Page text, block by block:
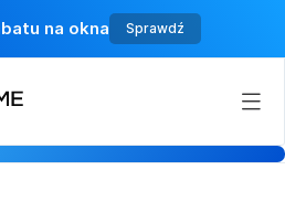
na okna Sprawdź